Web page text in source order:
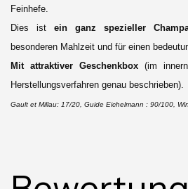
Feinhefe.
Dies ist ein ganz spezieller
besonderen Mahlzeit und für einen
Mit attraktiver Geschenkbox(im innern
Herstellungsverfahren genau beschrieben).
Gault et Millau: 17/20, Guide Eichelmann : 90/100,